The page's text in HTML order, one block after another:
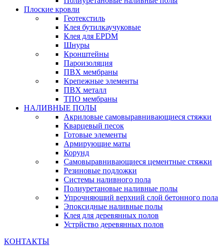
Плоские кровли
Геотекстиль
Клея бутилкаучуковые
Клея для EPDM
Шнуры
Кронштейны
Пароизоляция
ПВХ мембраны
Крепежные элементы
ПВХ металл
ТПО мембраны
НАЛИВНЫЕ ПОЛЫ
Акриловые самовыравнивающиеся стяжки
Кварцевый песок
Готовые элементы
Армирующие маты
Корунд
Самовыравнивающиеся цементные стяжки
Резиновые подложки
Системы наливного пола
Полиуретановые наливные полы
Упрочняющий верхний слой бетонного пола
Эпоксидные наливные полы
Клея для деревянных полов
Устрйство деревянных полов
КОНТАКТЫ